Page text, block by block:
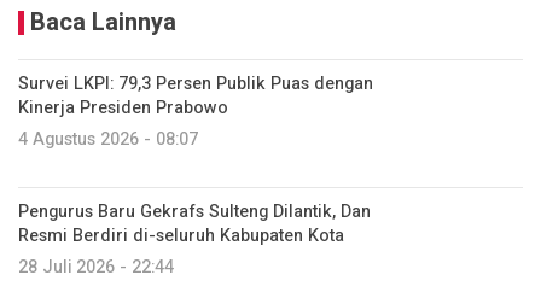
Baca Lainnya
Survei LKPI: 79,3 Persen Publik Puas dengan
Kinerja Presiden Prabowo
4 Agustus 2026 - 08:07
Pengurus Baru Gekrafs Sulteng Dilantik, Dan
Resmi Berdiri di-seluruh Kabupaten Kota
28 Juli 2026 - 22:44